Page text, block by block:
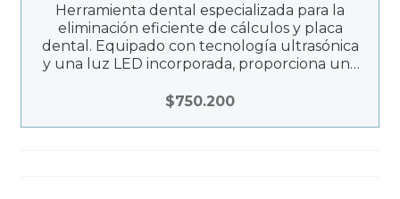
Herramienta dental especializada para la
eliminación eficiente de cálculos y placa
dental. Equipado con tecnología ultrasónica
y una luz LED incorporada, proporciona una
durante el procedimiento.
$750.200